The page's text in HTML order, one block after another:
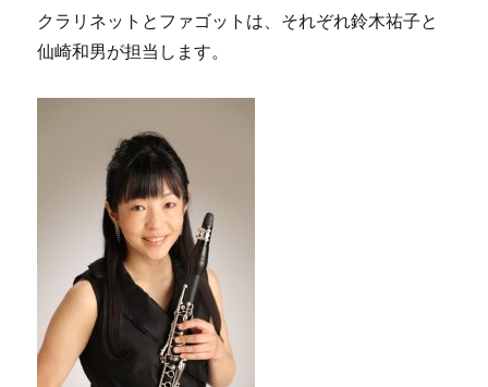
クラリネットとファゴットは、それぞれ鈴木祐子と
仙崎和男が担当します。